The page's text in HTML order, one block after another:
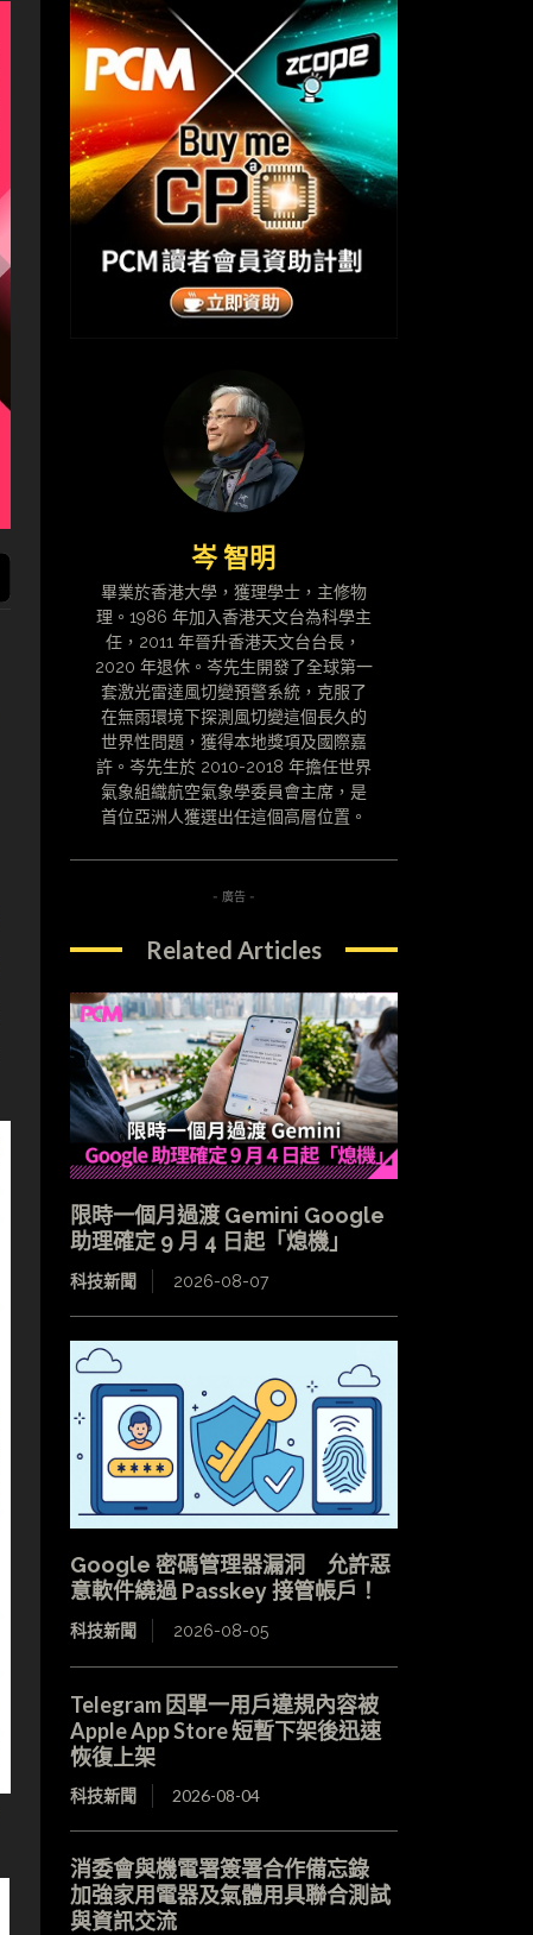
岑 智明
畢業於香港大學，獲理學士，主修物
理。1986 年加入香港天文台為科學主
任，2011 年晉升香港天文台台長，
2020 年退休。岑先生開發了全球第一
套激光雷達風切變預警系統，克服了
在無雨環境下探測風切變這個長久的
世界性問題，獲得本地獎項及國際嘉
許。岑先生於 2010-2018 年擔任世界
氣象組織航空氣象學委員會主席，是
首位亞洲人獲選出任這個高層位置。
- 廣告 -
Related Articles
限時一個月過渡 Gemini Google
助理確定 9 月 4 日起「熄機」
科技新聞 2026-08-07
Google 密碼管理器漏洞 允許惡
意軟件繞過 Passkey 接管帳戶！
科技新聞 2026-08-05
Telegram 因單一用戶違規內容被
Apple App Store 短暫下架後迅速
恢復上架
科技新聞 2026-08-04
消委會與機電署簽署合作備忘錄
加強家用電器及氣體用具聯合測試
與資訊交流